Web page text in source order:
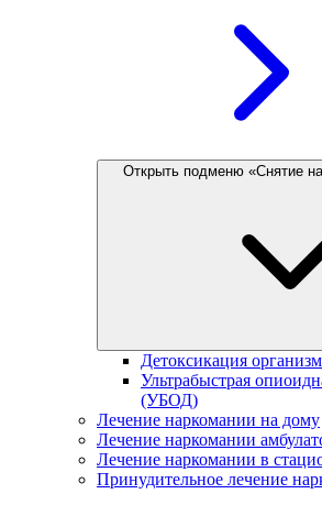
Открыть подменю «Снятие
Детоксикация
Ультрабыстрая
(УБОД)
Лечение наркомании на дому
Лечение наркомании
Лечение наркомании в
Принудительное лечение